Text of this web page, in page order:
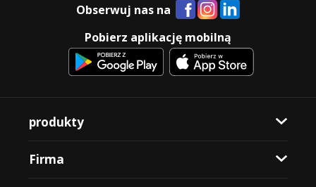
Obserwuj nas na
Pobierz aplikację mobilną
produkty
Firma